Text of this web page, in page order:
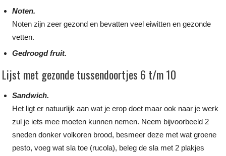
Noten.
Noten zijn zeer gezond en bevatten veel eiwitten en gezonde
vetten.
Gedroogd fruit.
Lijst met gezonde tussendoortjes 6 t/m 10
Sandwich.
Het ligt er natuurlijk aan wat je erop doet maar ook naar je werk
zul je iets mee moeten kunnen nemen. Neem bijvoorbeeld 2
sneden donker volkoren brood, besmeer deze met wat groene
pesto, voeg wat sla toe (rucola), beleg de sla met 2 plakjes